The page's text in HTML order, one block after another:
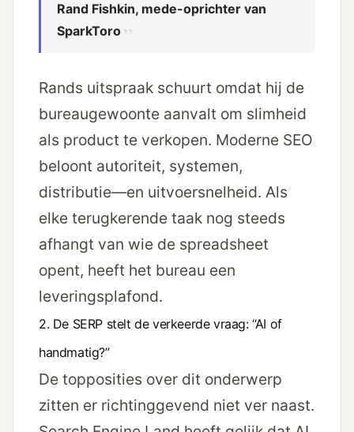
Rand Fishkin, mede-oprichter van
SparkToro
Rands uitspraak schuurt omdat hij de
bureaugewoonte aanvalt om slimheid
als product te verkopen. Moderne SEO
beloont autoriteit, systemen,
distributie—en uitvoersnelheid. Als
elke terugkerende taak nog steeds
afhangt van wie de spreadsheet
opent, heeft het bureau een
leveringsplafond.
2. De SERP stelt de verkeerde vraag: “AI of
handmatig?”
De topposities over dit onderwerp
zitten er richtinggevend niet ver naast.